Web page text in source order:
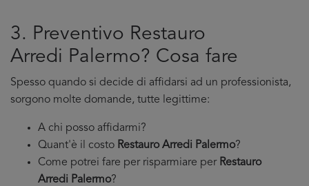
3. Preventivo Restauro
Arredi Palermo? Cosa fare
Spesso quando si decide di affidarsi ad un professionista,
sorgono molte domande, tutte legittime:
A chi posso affidarmi?
Quant'è il costo Restauro Arredi Palermo?
Come potrei fare per risparmiare per Restauro
Arredi Palermo?